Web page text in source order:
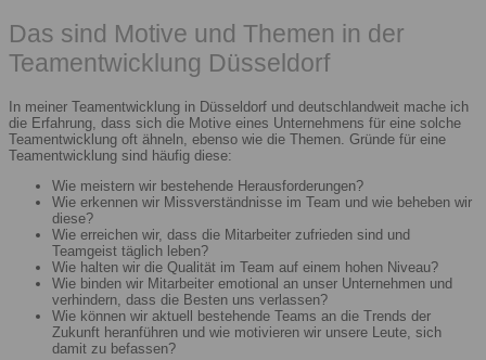
Das sind Motive und Themen in der
Teamentwicklung Düsseldorf
In meiner Teamentwicklung in Düsseldorf und deutschlandweit mache ich
die Erfahrung, dass sich die Motive eines Unternehmens für eine solche
Teamentwicklung oft ähneln, ebenso wie die Themen. Gründe für eine
Teamentwicklung sind häufig diese:
Wie meistern wir bestehende Herausforderungen?
Wie erkennen wir Missverständnisse im Team und wie beheben wir
diese?
Wie erreichen wir, dass die Mitarbeiter zufrieden sind und
Teamgeist täglich leben?
Wie halten wir die Qualität im Team auf einem hohen Niveau?
Wie binden wir Mitarbeiter emotional an unser Unternehmen und
verhindern, dass die Besten uns verlassen?
Wie können wir aktuell bestehende Teams an die Trends der
Zukunft heranführen und wie motivieren wir unsere Leute, sich
damit zu befassen?